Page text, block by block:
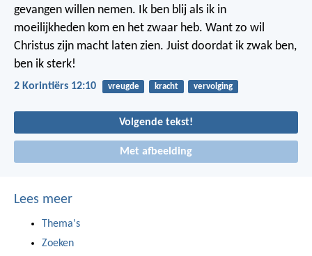
gevangen willen nemen. Ik ben blij als ik in
moeilijkheden kom en het zwaar heb. Want zo wil
Christus zijn macht laten zien. Juist doordat ik zwak ben,
ben ik sterk!
2 Korintiërs 12:10 vreugde kracht vervolging
Volgende tekst!
Met afbeelding
Lees meer
Thema's
Zoeken